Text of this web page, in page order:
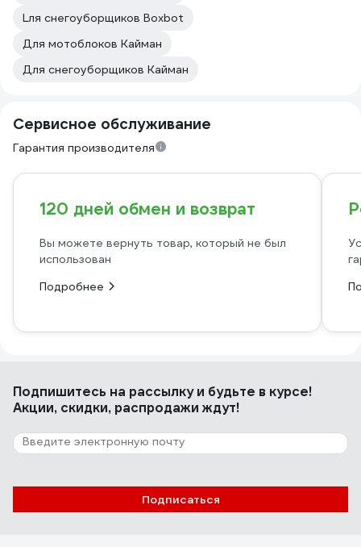
Lля снегоуборщиков Boxbot
Для мотоблоков Кайман
Для снегоуборщиков Кайман
Сервисное обслуживание
Гарантия производителя
120 дней обмен и возврат
Вы можете вернуть товар, который не был
использован
Подробнее
Подпишитесь на рассылкуи будьте в курсе!
Акции, скидки, распродажи ждут!
Подписаться